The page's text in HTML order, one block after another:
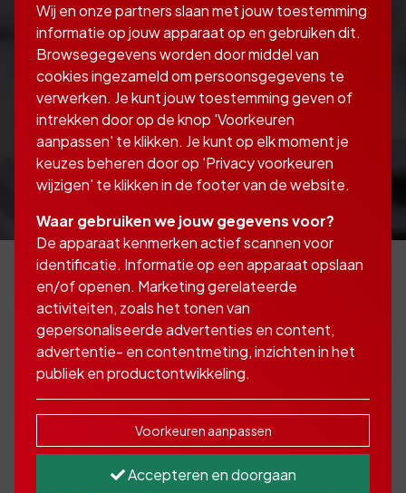
Als u al een tijdje bezig bent als ondernemer,
kan het zijn dat u meerdere zakelijke leningen
heeft afgesloten. Die leningen herfinancieren
kan u veel geld besparen en rust geven.
Als u een nieuwe zakelijke lening afsluit, kunt u
bestaande leningen aflossen. Dat noemen we
Wij en onze partners slaan met jouw toestemming
informatie op jouw apparaat op en gebruiken dit.
Browsegegevens worden door middel van
cookies ingezameld om persoonsgegevens te
verwerken. Je kunt jouw toestemming geven of
intrekken door op de knop 'Voorkeuren
aanpassen' te klikken. Je kunt op elk moment je
keuzes beheren door op 'Privacy voorkeuren
wijzigen' te klikken in de footer van de website.
Waar gebruiken we jouw gegevens voor?
De apparaat kenmerken actief scannen voor
identificatie. Informatie op een apparaat opslaan
en/of openen. Marketing gerelateerde
activiteiten, zoals het tonen van
gepersonaliseerde advertenties en content,
advertentie- en contentmeting, inzichten in het
publiek en productontwikkeling.
Voorkeuren aanpassen
Accepteren en doorgaan